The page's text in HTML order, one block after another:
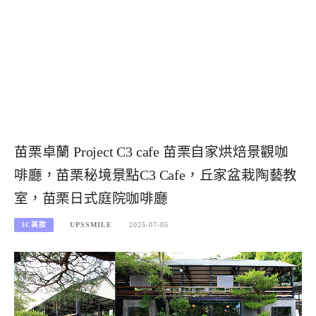
苗栗卓蘭 Project C3 cafe 苗栗自家烘焙景觀咖
啡廳，苗栗秘境景點C3 Cafe，丘家盆栽陶藝教
室，苗栗日式庭院咖啡廳
3C美妝 UPSSMILE 2025-07-05